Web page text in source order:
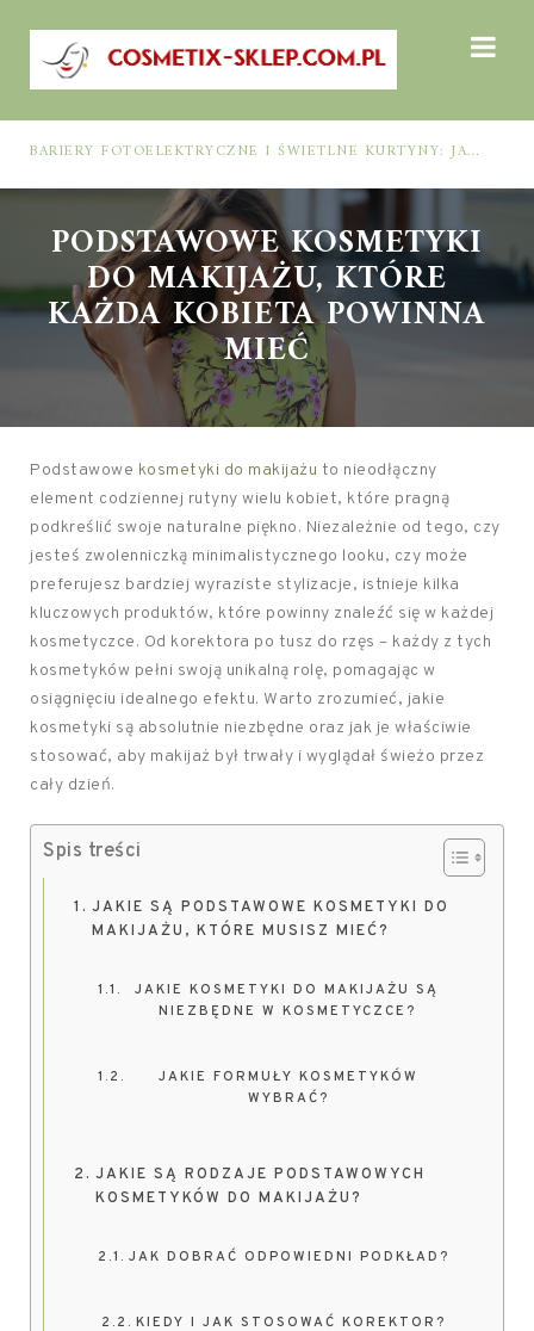
BARIERY FOTOELEKTRYCZNE I ŚWIETLNE KURTYNY: JAK DOBRAĆ ROZWIĄZANIE DO BEZPIECZEŃSTWA FUNKCJONALNEGO (MUTING, BLANKING, TYP 2 I TYP 4)
PODSTAWOWE KOSMETYKI
DO MAKIJAŻU, KTÓRE
KAŻDA KOBIETA POWINNA
MIEĆ
Podstawowe kosmetyki do makijażu to nieodłączny
element codziennej rutyny wielu kobiet, które pragną
podkreślić swoje naturalne piękno. Niezależnie od tego, czy
jesteś zwolenniczką minimalistycznego looku, czy może
preferujesz bardziej wyraziste stylizacje, istnieje kilka
kluczowych produktów, które powinny znaleźć się w każdej
kosmetyczce. Od korektora po tusz do rzęs – każdy z tych
kosmetyków pełni swoją unikalną rolę, pomagając w
osiągnięciu idealnego efektu. Warto zrozumieć, jakie
kosmetyki są absolutnie niezbędne oraz jak je właściwie
stosować, aby makijaż był trwały i wyglądał świeżo przez
cały dzień.
Spis treści
JAKIE SĄ PODSTAWOWE KOSMETYKI DO
MAKIJAŻU, KTÓRE MUSISZ MIEĆ?
JAKIE KOSMETYKI DO MAKIJAŻU SĄ
NIEZBĘDNE W KOSMETYCZCE?
JAKIE FORMUŁY KOSMETYKÓW
WYBRAĆ?
JAKIE SĄ RODZAJE PODSTAWOWYCH
KOSMETYKÓW DO MAKIJAŻU?
JAK DOBRAĆ ODPOWIEDNI PODKŁAD?
KIEDY I JAK STOSOWAĆ KOREKTOR?